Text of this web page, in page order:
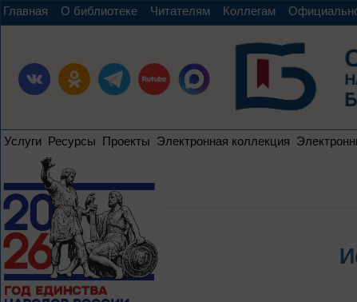
Главная О библиотеке Читателям Коллегам
Услуги Ресурсы Проекты Электронная коллекция